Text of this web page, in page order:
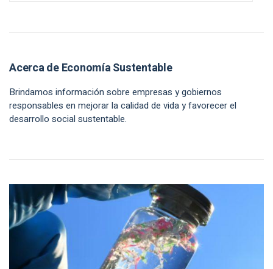
Acerca de Economía Sustentable
Brindamos información sobre empresas y gobiernos
responsables en mejorar la calidad de vida y favorecer el
desarrollo social sustentable.